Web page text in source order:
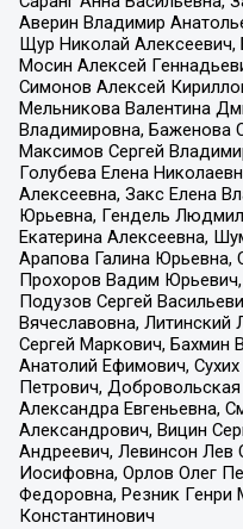
Аверин Владимир
Щур Николай
Мосин Алексей
Симонов Алексей
Мельникова Валентина
Владимировна, Баженова
Максимов Сергей
Голубева Елена
Алексеевна, Закс Елена
Юрьевна, Гендель
Екатерина Алексеевна,
Арапова Галина Юрьевна,
Прохоров Вадим
Подузов Сергей
Вячеславовна,
Сергей Маркович, Бахмин
Анатолий Ефимович,
Петрович,
Александра Евгеньевна,
Александрович, Вицин
Андреевич, Левинсон Лев
Иосифовна, Орлов Олег
Федоровна, Резник Генри
Константинович